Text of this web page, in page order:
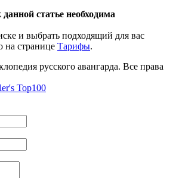
статье необходима
и выбрать подходящий для вас
на странице Тарифы.
русского авангарда. Все права